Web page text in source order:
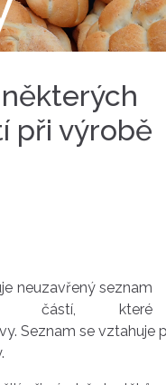
při výrobě
neuzavřený seznam
částí, které
Seznam se vztahuje